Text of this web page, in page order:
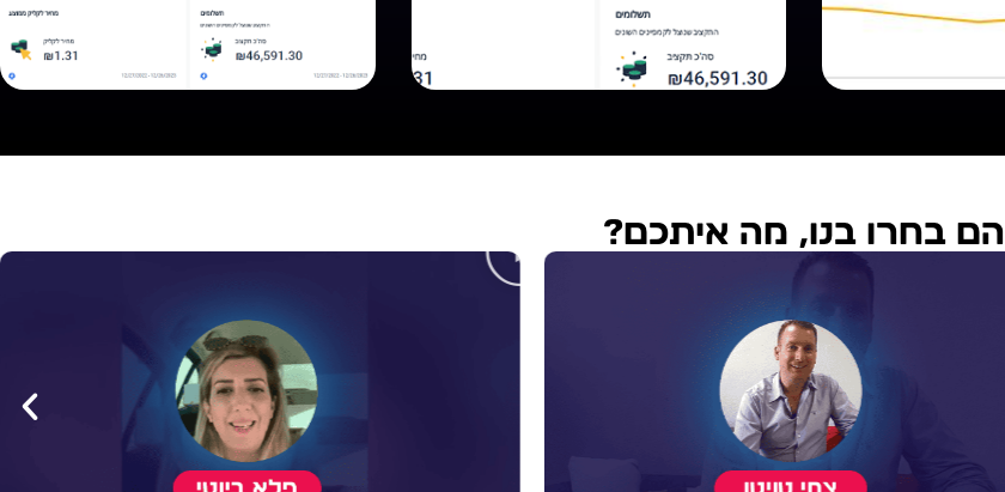
הם בחרו בנו, מה איתכם?